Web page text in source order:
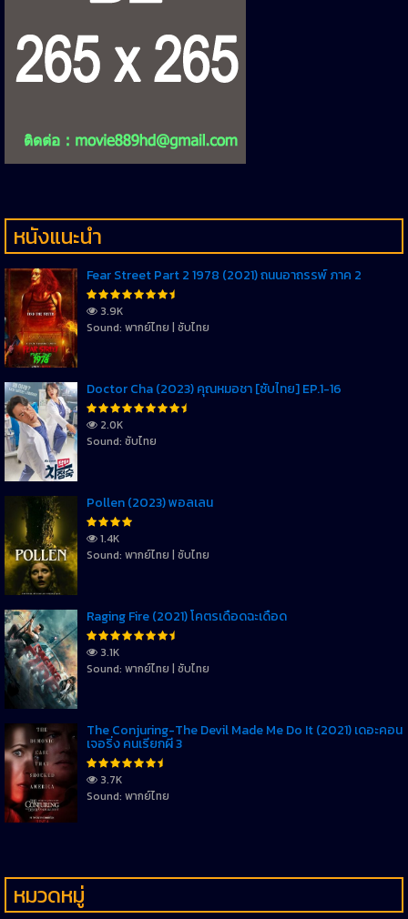
หนังแนะนำ
Fear Street Part 2 1978 (2021) ถนนอาถรรพ์ ภาค 2
3.9K
Sound: พากย์ไทย | ซับไทย
Doctor Cha (2023) คุณหมอชา [ซับไทย] EP.1-16
2.0K
Sound: ซับไทย
Pollen (2023) พอลเลน
1.4K
Sound: พากย์ไทย | ซับไทย
Raging Fire (2021) โคตรเดือดฉะเดือด
3.1K
Sound: พากย์ไทย | ซับไทย
The Conjuring-The Devil Made Me Do It (2021) เดอะคอน
เจอริ่ง คนเรียกผี 3
3.7K
Sound: พากย์ไทย
หมวดหมู่